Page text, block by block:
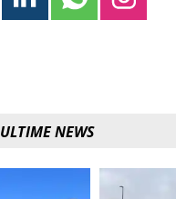
ULTIME NEWS